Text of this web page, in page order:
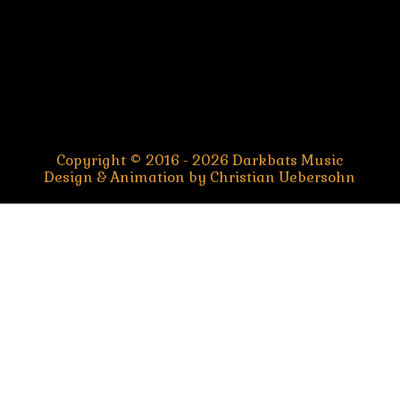
Copyright © 2016 - 2026 Darkbats Music
Design & Animation by Christian Uebersohn